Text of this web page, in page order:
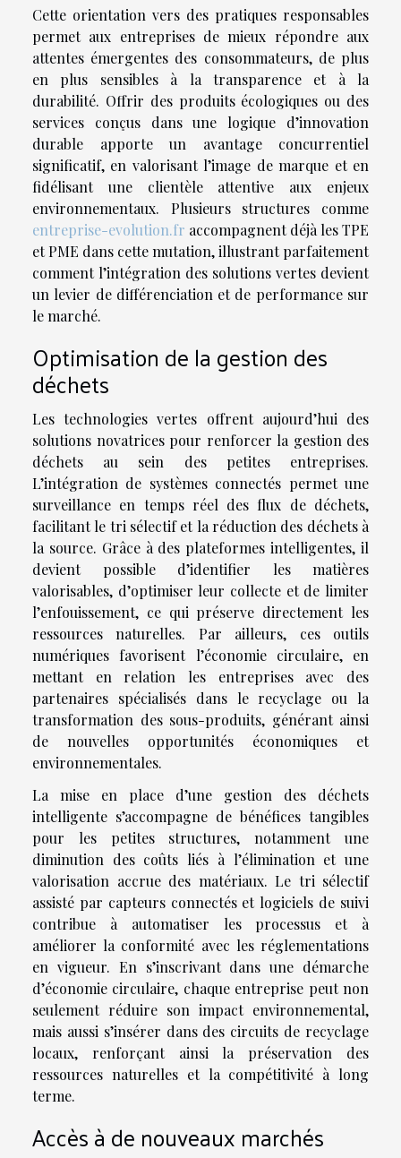
Cette orientation vers des pratiques responsables
permet aux entreprises de mieux répondre aux
attentes émergentes des consommateurs, de plus
en plus sensibles à la transparence et à la
durabilité. Offrir des produits écologiques ou des
services conçus dans une logique d’innovation
durable apporte un avantage concurrentiel
significatif, en valorisant l’image de marque et en
fidélisant une clientèle attentive aux enjeux
environnementaux. Plusieurs structures comme
entreprise-evolution.fr accompagnent déjà les TPE
et PME dans cette mutation, illustrant parfaitement
comment l’intégration des solutions vertes devient
un levier de différenciation et de performance sur
le marché.
Optimisation de la gestion des
déchets
Les technologies vertes offrent aujourd’hui des
solutions novatrices pour renforcer la gestion des
déchets au sein des petites entreprises.
L’intégration de systèmes connectés permet une
surveillance en temps réel des flux de déchets,
facilitant le tri sélectif et la réduction des déchets à
la source. Grâce à des plateformes intelligentes, il
devient possible d’identifier les matières
valorisables, d’optimiser leur collecte et de limiter
l’enfouissement, ce qui préserve directement les
ressources naturelles. Par ailleurs, ces outils
numériques favorisent l’économie circulaire, en
mettant en relation les entreprises avec des
partenaires spécialisés dans le recyclage ou la
transformation des sous-produits, générant ainsi
de nouvelles opportunités économiques et
environnementales.
La mise en place d’une gestion des déchets
intelligente s’accompagne de bénéfices tangibles
pour les petites structures, notamment une
diminution des coûts liés à l’élimination et une
valorisation accrue des matériaux. Le tri sélectif
assisté par capteurs connectés et logiciels de suivi
contribue à automatiser les processus et à
améliorer la conformité avec les réglementations
en vigueur. En s’inscrivant dans une démarche
d’économie circulaire, chaque entreprise peut non
seulement réduire son impact environnemental,
mais aussi s’insérer dans des circuits de recyclage
locaux, renforçant ainsi la préservation des
ressources naturelles et la compétitivité à long
terme.
Accès à de nouveaux marchés